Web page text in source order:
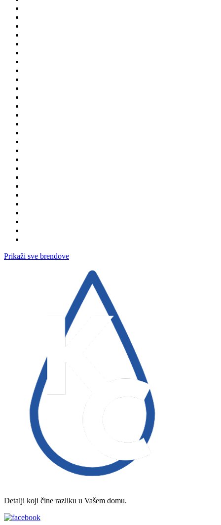
Prikaži sve brendove
Detalji koji čine razliku u Vašem domu.